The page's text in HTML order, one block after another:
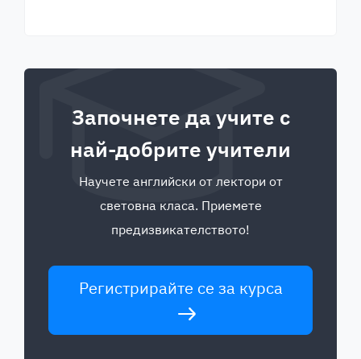
Започнете да учите с
най-добрите учители
Научете английски от лектори от
световна класа. Приемете
предизвикателството!
Регистрирайте се за курса